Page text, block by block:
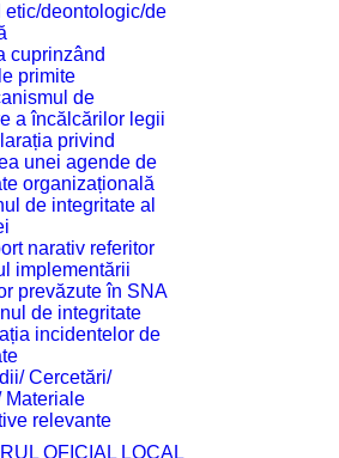
etic/deontologic/de
cuprinzând
primite
de
a încălcărilor legii
privind
unei agende de
organizațională
de integritate al
narativ referitor
implementării
prevăzute în SNA
de integritate
incidentelor de
Cercetări/
Materiale
relevante
OFICIAL LOCAL